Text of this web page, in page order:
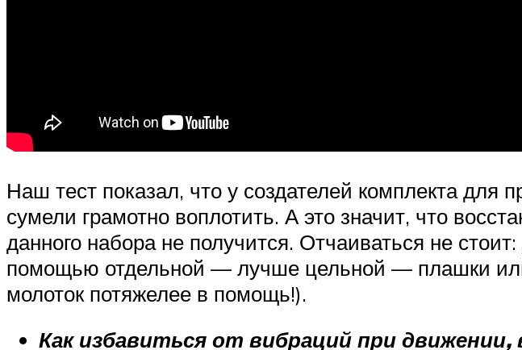
Наш тест показал, что у создателей комплекта для
сумели грамотно воплотить. А это значит, что
данного набора не получится. Отчаиваться не
помощью отдельной — лучше цельной — плашки
молоток потяжелее в помощь!).
Как избавиться от вибраций при